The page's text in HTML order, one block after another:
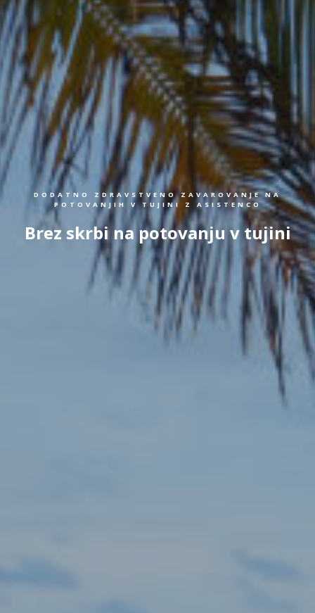
DODATNO ZDRAVSTVENO ZAVAROVANJE NA
POTOVANJIH V TUJINI Z ASISTENCO
Brez skrbi na potovanju v tujini